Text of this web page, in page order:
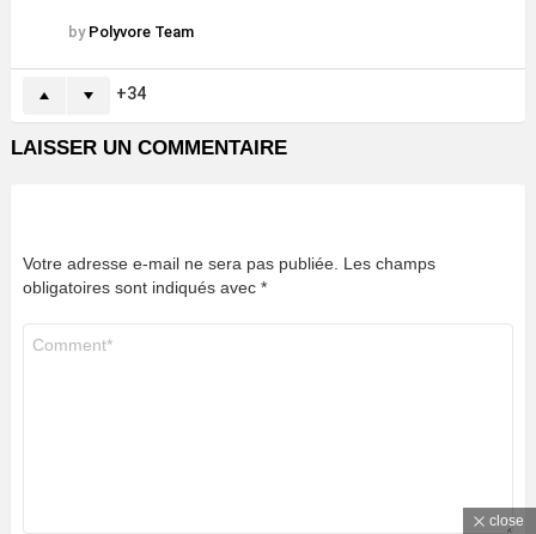
by Polyvore Team
34
LAISSER UN COMMENTAIRE
Votre adresse e-mail ne sera pas publiée. Les champs
obligatoires sont indiqués avec *
close